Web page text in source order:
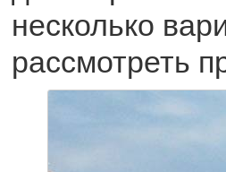
несколько
рассмотреть